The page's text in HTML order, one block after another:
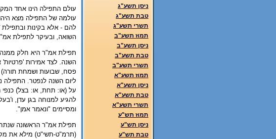
עולם התפילה הינו אחד
עולמה של התפילה מצא
להם - אלא בקינות
השואה, ובעיקר לתפילת
תפילת אמ"ר היא חלק
השנה. לצד אמירות
פסח, שבועות ושמחת תורה)
ליום השנה לנפטר. התפילה
על (או: תחת, או: בצל) כנפי
להגיע למנוחה בגן עדן,
ומסיימים "ונאמר אמן".
תפילת אמ"ר הראשונה
(תרמ"ט-תשי"ט) מילא את
ניסן תשע"ג
טבת תשע"ג
תשרי תשע"ג
תמוז תשע"ב
ניסן תשע"ב
טבת תשע"ב
תשרי תשע"ב
תמוז תשע"א
ניסן תשע"א
טבת תשע"א
תשרי תשע"א
תמוז תש"ע
ניסן תש"ע
טבת תש"ע